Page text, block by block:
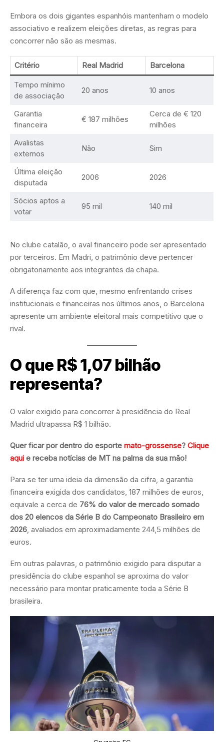
Embora os dois gigantes espanhóis mantenham o modelo
associativo e realizem eleições diretas, as regras para
concorrer não são as mesmas.
Critério Real Madrid Barcelona
Tempo mínimo
de associação
20 anos 10 anos
Garantia
financeira
€ 187 milhões
Cerca de € 120
milhões
Avalistas
externos
Não Sim
Última eleição
disputada
2006 2026
Sócios aptos a
votar
95 mil 140 mil
No clube catalão, o aval financeiro pode ser apresentado
por terceiros. Em Madri, o patrimônio deve pertencer
obrigatoriamente aos integrantes da chapa.
A diferença faz com que, mesmo enfrentando crises
institucionais e financeiras nos últimos anos, o Barcelona
apresente um ambiente eleitoral mais competitivo que o
rival.
O que R$ 1,07 bilhão
representa?
O valor exigido para concorrer à presidência do Real
Madrid ultrapassa R$ 1 bilhão.
Quer ficar por dentro do esporte mato-grossense? Clique
aqui e receba notícias de MT na palma da sua mão!
Para se ter uma ideia da dimensão da cifra, a garantia
financeira exigida dos candidatos, 187 milhões de euros,
equivale a cerca de 76% do valor de mercado somado
dos 20 elencos da Série B do Campeonato Brasileiro em
2026, avaliados em aproximadamente 244,5 milhões de
euros.
Em outras palavras, o patrimônio exigido para disputar a
presidência do clube espanhol se aproxima do valor
necessário para montar praticamente toda a Série B
brasileira.